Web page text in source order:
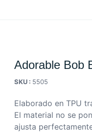
Adorable Bob
SKU : 5505
Elaborado en TPU
El material no se
ajusta